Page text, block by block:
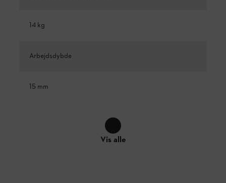
14 kg
Arbejdsdybde
15 mm
Vis alle